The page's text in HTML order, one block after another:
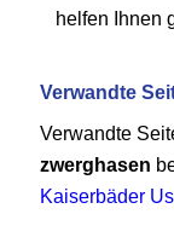
helfen Ihnen
Verwandte
Verwandte
zwerghasen
Kaiserbäder